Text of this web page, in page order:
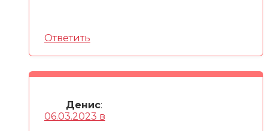
Ответить
Денис:
06.03.2023 в